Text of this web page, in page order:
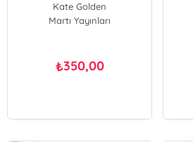
Kate Golden
Martı Yayınları
₺350,00